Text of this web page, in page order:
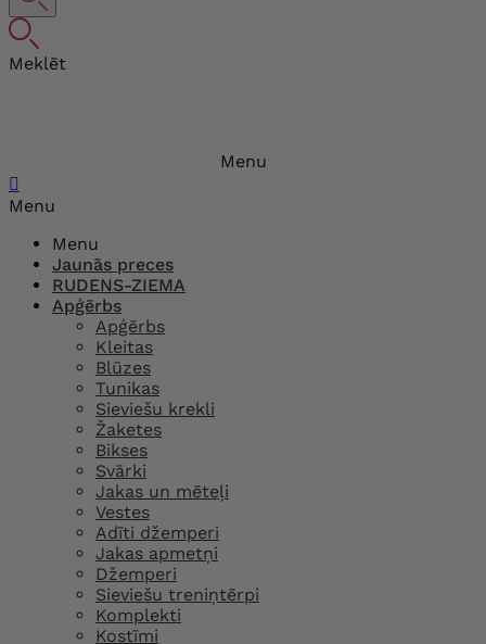
Meklēt
Menu

Menu
Menu
Jaunās preces
RUDENS-ZIEMA
Apģērbs
Apģērbs
Kleitas
Blūzes
Tunikas
Sieviešu krekli
Žaketes
Bikses
Svārki
Jakas un mēteļi
Vestes
Adīti džemperi
Jakas apmetņi
Džemperi
Sieviešu treniņtērpi
Komplekti
Kostīmi